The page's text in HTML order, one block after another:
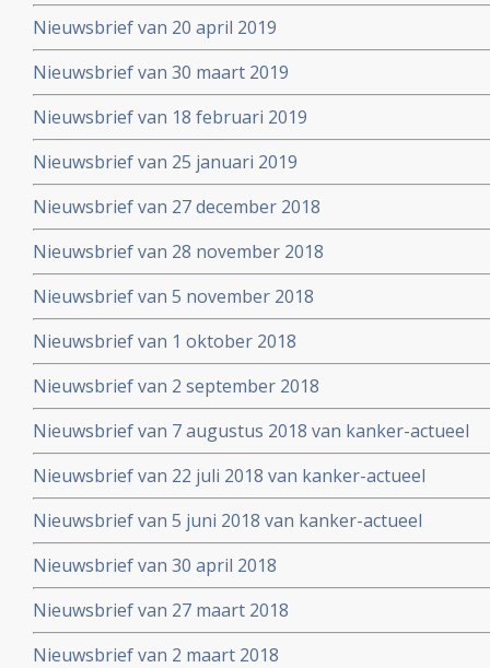
Nieuwsbrief van 20 april 2019
Nieuwsbrief van 30 maart 2019
Nieuwsbrief van 18 februari 2019
Nieuwsbrief van 25 januari 2019
Nieuwsbrief van 27 december 2018
Nieuwsbrief van 28 november 2018
Nieuwsbrief van 5 november 2018
Nieuwsbrief van 1 oktober 2018
Nieuwsbrief van 2 september 2018
Nieuwsbrief van 7 augustus 2018 van kanker-actueel
Nieuwsbrief van 22 juli 2018 van kanker-actueel
Nieuwsbrief van 5 juni 2018 van kanker-actueel
Nieuwsbrief van 30 april 2018
Nieuwsbrief van 27 maart 2018
Nieuwsbrief van 2 maart 2018